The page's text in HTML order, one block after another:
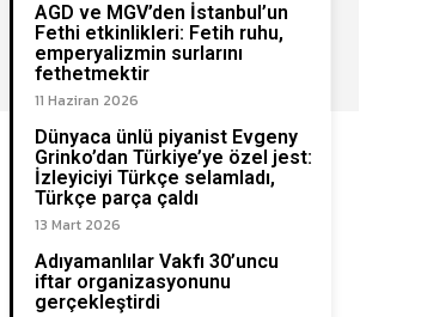
AGD ve MGV’den İstanbul’un
Fethi etkinlikleri: Fetih ruhu,
emperyalizmin surlarını
fethetmektir
11 Haziran 2026
Dünyaca ünlü piyanist Evgeny
Grinko’dan Türkiye’ye özel jest:
İzleyiciyi Türkçe selamladı,
Türkçe parça çaldı
13 Mart 2026
Adıyamanlılar Vakfı 30’uncu
iftar organizasyonunu
gerçekleştirdi